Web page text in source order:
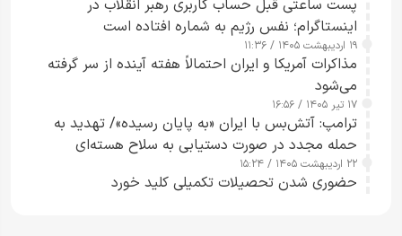
پست ساعتی قبل حساب کاربری رهبر انقلاب در
اینستاگرام؛ نفس رژیم به شماره افتاده است​
۱۹ اردیبهشت ۱۴۰۵ / ۱۱:۳۶
مذاکرات آمریکا و ایران احتمالاً هفته آینده از سر گرفته
می‌شود
۱۷ تیر ۱۴۰۵ / ۱۶:۵۶
ترامپ: آتش‌بس با ایران «به پایان رسیده»/ تهدید به
حمله مجدد در صورت دستیابی به سلاح هسته‌ای
۲۲ اردیبهشت ۱۴۰۵ / ۱۵:۲۴
حضوری شدن تحصیلات تکمیلی کلید خورد